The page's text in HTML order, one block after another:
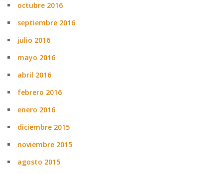
octubre 2016
septiembre 2016
julio 2016
mayo 2016
abril 2016
febrero 2016
enero 2016
diciembre 2015
noviembre 2015
agosto 2015